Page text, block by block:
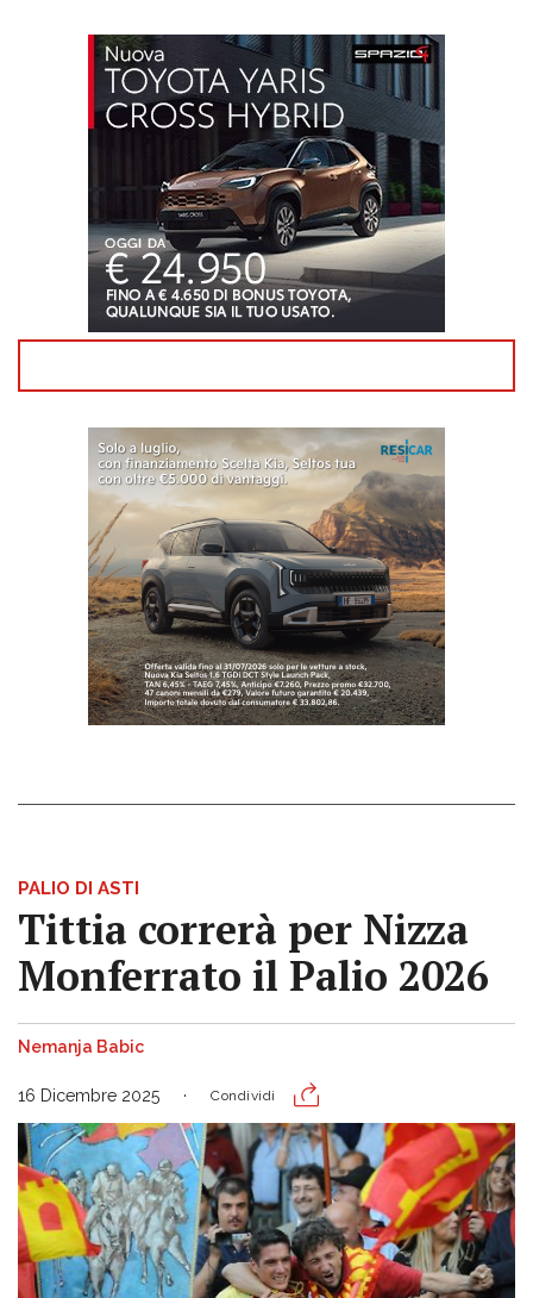
PALIO DI ASTI
Tittia correrà per Nizza
Monferrato il Palio 2026
Nemanja Babic
16 Dicembre 2025 Condividi